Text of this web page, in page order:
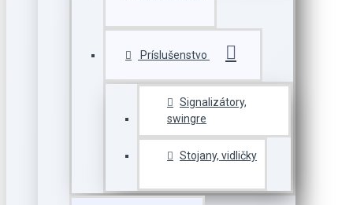
Príslušenstvo
Signalizátory,
swingre
Stojany, vidličky